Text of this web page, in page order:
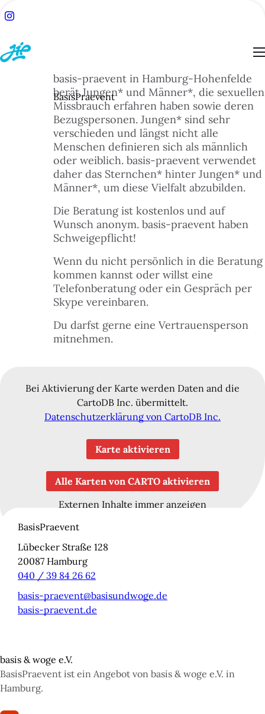
SUCHE
DU HILFE
& MITMACHEN
& DANACH
& BUDGET
& KULTUR
BasisPraevent
basis-praevent in Hamburg-Hohenfelde
berät Jungen* und Männer*, die sexuellen
Missbrauch erfahren haben sowie deren
Bezugspersonen. Jungen* sind sehr
verschieden und längst nicht alle
Menschen definieren sich als männlich
oder weiblich. basis-praevent verwendet
daher das Sternchen* hinter Jungen* und
Männer*, um diese Vielfalt abzubilden.
Die Beratung ist kostenlos und auf
Wunsch anonym. basis-praevent haben
Schweigepflicht!
Wenn du nicht persönlich in die Beratung
kommen kannst oder willst eine
Telefonberatung oder ein Gespräch per
Skype vereinbaren.
Du darfst gerne eine Vertrauensperson
mitnehmen.
Bei Aktivierung der Karte werden Daten and die
CartoDB Inc. übermittelt.
Datenschutzerklärung von CartoDB Inc.
Karte aktivieren
Alle Karten von CARTO aktivieren
Externen Inhalte immer anzeigen
BasisPraevent
Lübecker Straße 128
20087 Hamburg
040 / 39 84 26 62
basis-praevent@basisundwoge.de
basis-praevent.de
basis & woge e.V.
BasisPraevent ist ein Angebot von basis & woge e.V. in
Hamburg.